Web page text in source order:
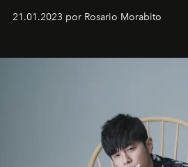
21.01.2023 por Rosario Morabito